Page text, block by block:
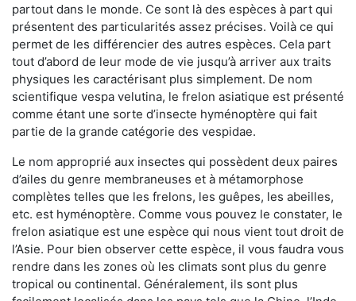
partout dans le monde. Ce sont là des espèces à part qui
présentent des particularités assez précises. Voilà ce qui
permet de les différencier des autres espèces. Cela part
tout d’abord de leur mode de vie jusqu’à arriver aux traits
physiques les caractérisant plus simplement. De nom
scientifique vespa velutina, le frelon asiatique est présenté
comme étant une sorte d’insecte hyménoptère qui fait
partie de la grande catégorie des vespidae.
Le nom approprié aux insectes qui possèdent deux paires
d’ailes du genre membraneuses et à métamorphose
complètes telles que les frelons, les guêpes, les abeilles,
etc. est hyménoptère. Comme vous pouvez le constater, le
frelon asiatique est une espèce qui nous vient tout droit de
l’Asie. Pour bien observer cette espèce, il vous faudra vous
rendre dans les zones où les climats sont plus du genre
tropical ou continental. Généralement, ils sont plus